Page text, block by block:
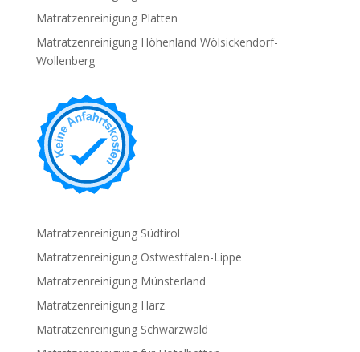
Matratzenreinigung Platten
Matratzenreinigung Höhenland Wölsickendorf-
Wollenberg
Matratzenreinigung Südtirol
Matratzenreinigung Ostwestfalen-Lippe
Matratzenreinigung Münsterland
Matratzenreinigung Harz
Matratzenreinigung Schwarzwald